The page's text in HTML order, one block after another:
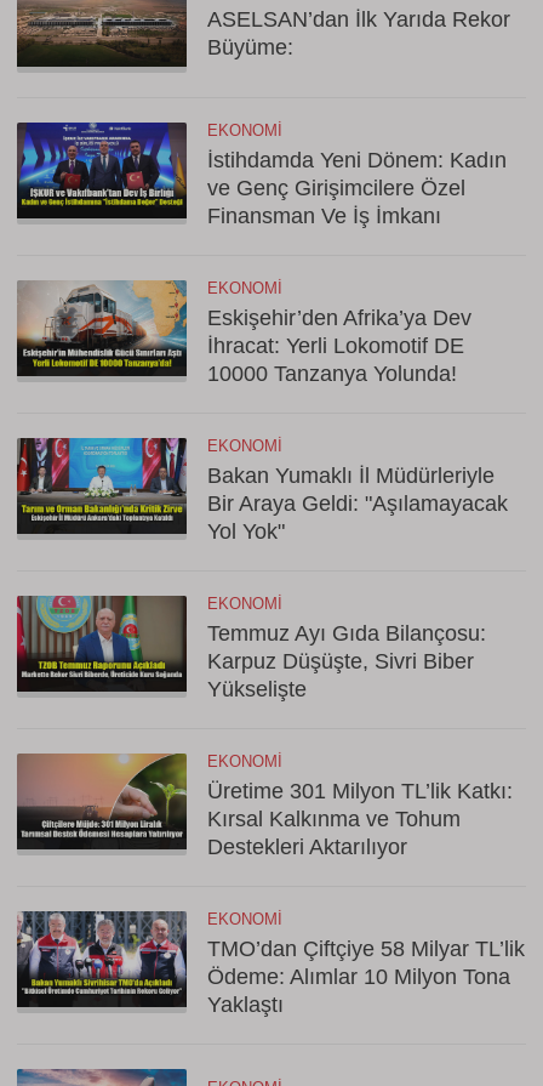
ASELSAN’dan İlk Yarıda Rekor
Büyüme:
EKONOMI
İstihdamda Yeni Dönem: Kadın
ve Genç Girişimcilere Özel
Finansman Ve İş İmkanı
EKONOMI
Eskişehir’den Afrika’ya Dev
İhracat: Yerli Lokomotif DE
10000 Tanzanya Yolunda!
EKONOMI
Bakan Yumaklı İl Müdürleriyle
Bir Araya Geldi: "Aşılamayacak
Yol Yok"
EKONOMI
Temmuz Ayı Gıda Bilançosu:
Karpuz Düşüşte, Sivri Biber
Yükselişte
EKONOMI
Üretime 301 Milyon TL’lik Katkı:
Kırsal Kalkınma ve Tohum
Destekleri Aktarılıyor
EKONOMI
TMO’dan Çiftçiye 58 Milyar TL’lik
Ödeme: Alımlar 10 Milyon Tona
Yaklaştı